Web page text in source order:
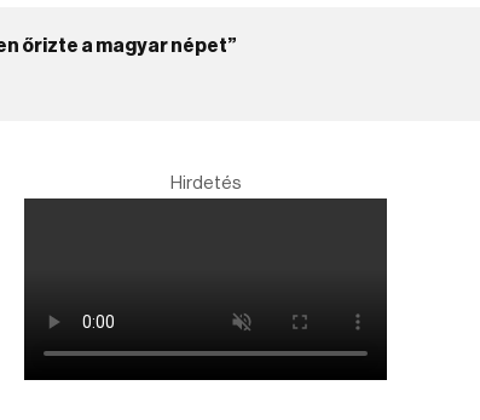
őrizte a magyar népet”
Hirdetés